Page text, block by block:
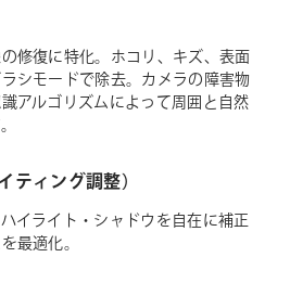
修復に特化。ホコリ、キズ、表面
シモードで除去。カメラの障害物
アルゴリズムによって周囲と自然
ィング調整）
イライト・シャドウを自在に補正
最適化。